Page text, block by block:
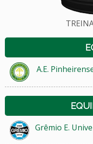
A.E.
Grêmio E.